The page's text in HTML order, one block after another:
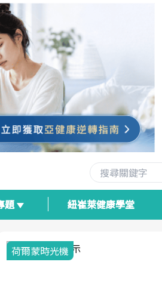
題 紐崔萊健康學堂
2025健檢服務大調查